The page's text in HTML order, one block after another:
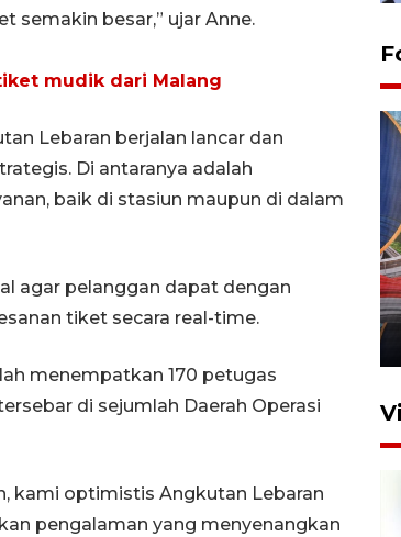
semakin besar,” ujar Anne.
mudik dari Malang
Lebaran berjalan lancar dan
Di antaranya adalah
baik di stasiun maupun di dalam
agar pelanggan dapat dengan
tiket secara real-time.
menempatkan 170 petugas
di sejumlah Daerah Operasi
kami optimistis Angkutan Lebaran
pengalaman yang menyenangkan
perlintasan sebidang di
Stasiun Bogor